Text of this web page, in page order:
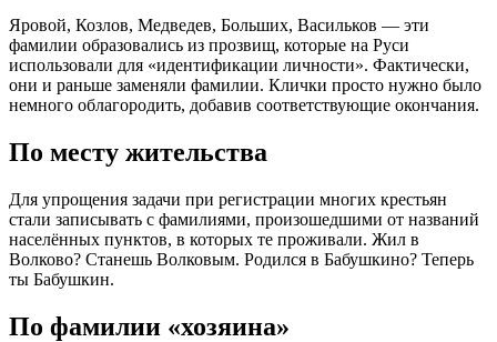
Яровой, Козлов, Медведев, Больших, Васильков — эти
фамилии образовались из прозвищ, которые на Руси
использовали для «идентификации личности». Фактически,
они и раньше заменяли фамилии. Клички просто нужно было
немного облагородить, добавив соответствующие окончания.
По месту жительства
Для упрощения задачи при регистрации многих крестьян
стали записывать с фамилиями, произошедшими от названий
населённых пунктов, в которых те проживали. Жил в
Волково? Станешь Волковым. Родился в Бабушкино? Теперь
ты Бабушкин.
По фамилии «хозяина»